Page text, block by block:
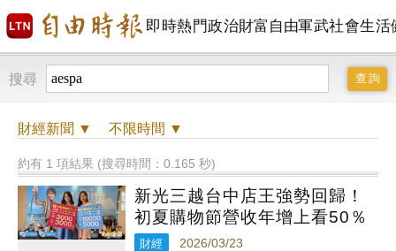
即時熱門政治財富自由軍武社會生活
搜尋
財經新聞 ▼ 不限時間 ▼
約有 1 項結果 (搜尋時間：0.165 秒)
新光三越台中店王強勢回歸！
初夏購物節營收年增上看50％
財經 2026/03/23